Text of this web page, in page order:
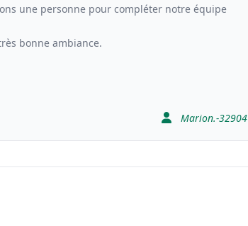
une personne pour compléter notre équipe
bonne ambiance.
Marion.-32904